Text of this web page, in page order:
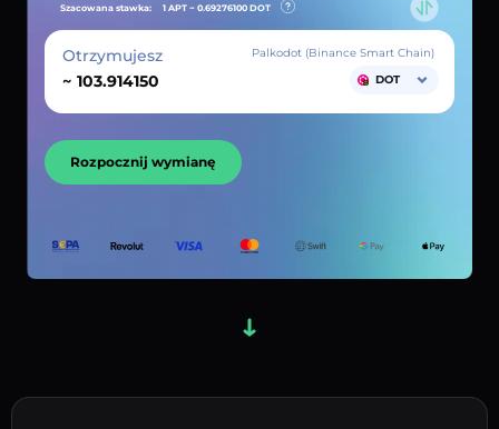
Szacowana stawka: 1 APT ~ 0.69276100 DOT
Otrzymujesz
~
Palkodot (Binance Smart Chain)
DOT
Rozpocznij wymianę